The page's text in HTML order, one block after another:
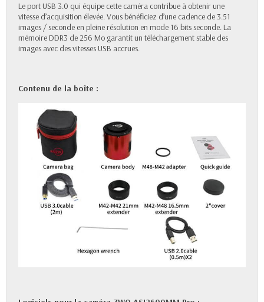
Le port USB 3.0 qui équipe cette caméra contribue à obtenir une
vitesse d’acquisition élevée. Vous bénéficiez d’une cadence de 3.51
images / seconde en pleine résolution en mode 16 bits seconde. La
mémoire DDR3 de 256 Mo garantit un téléchargement stable des
images avec des vitesses USB accrues.
Contenu de la boîte :